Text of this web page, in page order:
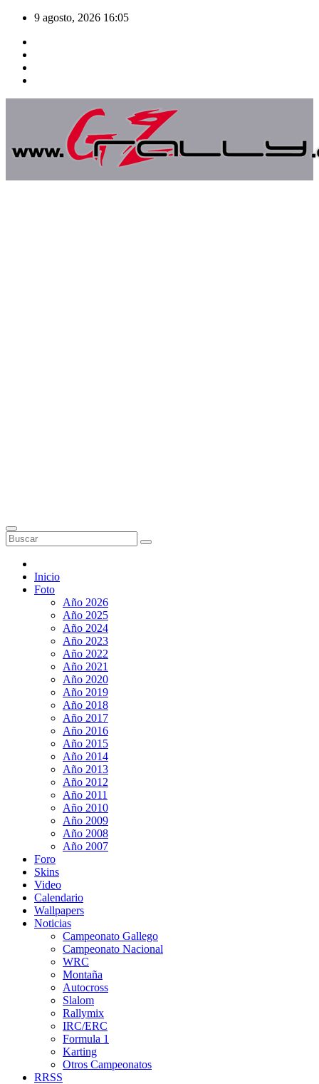
Saltar
contenido
9 agosto, 2026 16:05
Inicio
Foto
Año 2026
Año 2025
Año 2024
Año 2023
Año 2022
Año 2021
Año 2020
Año 2019
Año 2018
Año 2017
Año 2016
Año 2015
Año 2014
Año 2013
Año 2012
Año 2011
Año 2010
Año 2009
Año 2008
Año 2007
Foro
Skins
Video
Calendario
Wallpapers
Noticias
Campeonato Gallego
Campeonato Nacional
WRC
Montaña
Autocross
Slalom
Rallymix
IRC/ERC
Formula 1
Karting
Otros Campeonatos
RRSS